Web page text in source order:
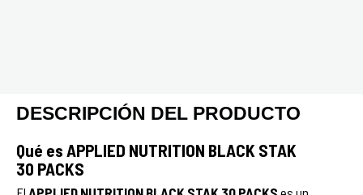
DESCRIPCIÓN DEL PRODUCTO
Qué es APPLIED NUTRITION BLACK STAK
30 PACKS